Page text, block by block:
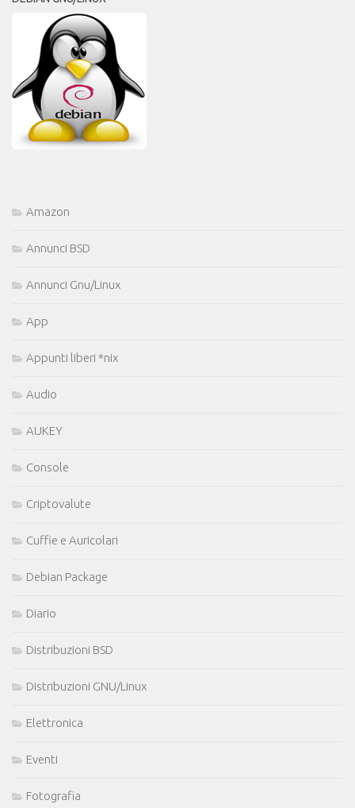
Amazon
Annunci BSD
Annunci Gnu/Linux
App
Appunti liberi *nix
Audio
AUKEY
Console
Criptovalute
Cuffie e Auricolari
Debian Package
Diario
Distribuzioni BSD
Distribuzioni GNU/Linux
Elettronica
Eventi
Fotografia